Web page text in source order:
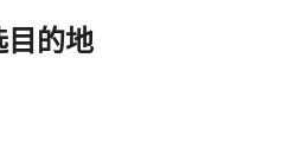
的地